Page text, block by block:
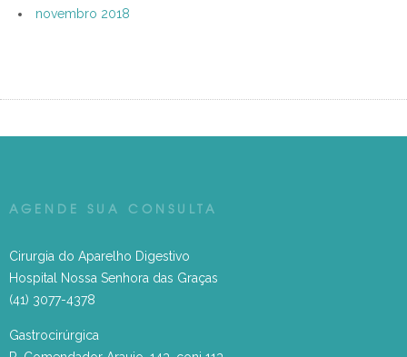
novembro 2018
AGENDE SUA CONSULTA
Cirurgia do Aparelho Digestivo
Hospital Nossa Senhora das Graças
(41) 3077-4378
Gastrocirúrgica